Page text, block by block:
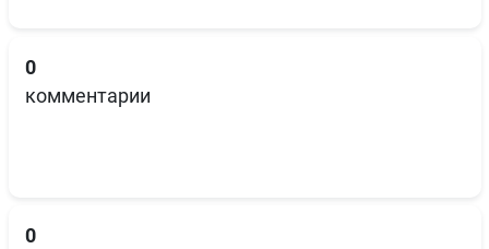
0
комментарии
0